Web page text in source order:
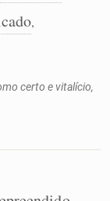
,
certo e vitalício,